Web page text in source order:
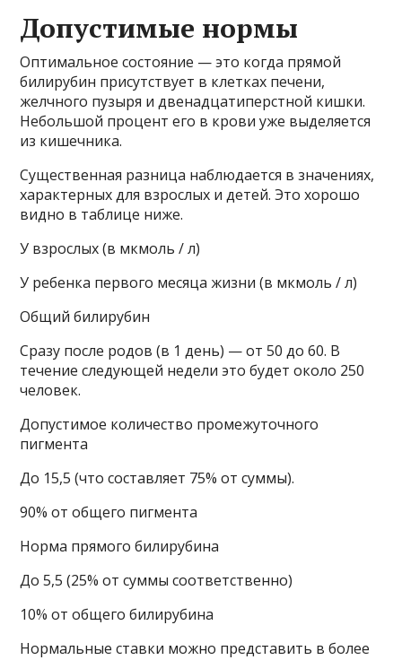
Допустимые нормы
Оптимальное состояние — это когда прямой
билирубин присутствует в клетках печени,
желчного пузыря и двенадцатиперстной кишки.
Небольшой процент его в крови уже выделяется
из кишечника.
Существенная разница наблюдается в значениях,
характерных для взрослых и детей. Это хорошо
видно в таблице ниже.
У взрослых (в мкмоль / л)
У ребенка первого месяца жизни (в мкмоль / л)
Общий билирубин
Сразу после родов (в 1 день) — от 50 до 60. В
течение следующей недели это будет около 250
человек.
Допустимое количество промежуточного
пигмента
До 15,5 (что составляет 75% от суммы).
90% от общего пигмента
Норма прямого билирубина
До 5,5 (25% от суммы соответственно)
10% от общего билирубина
Нормальные ставки можно представить в более